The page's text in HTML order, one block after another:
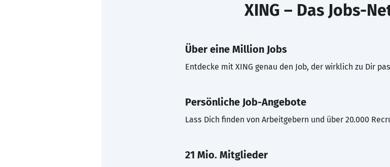
XING – Das Jobs-
Über eine Million Jobs
Entdecke mit XING genau den Job, der wirklich zu Dir
Persönliche Job-Angebote
Lass Dich finden von Arbeitgebern und über 20.000
21 Mio. Mitglieder